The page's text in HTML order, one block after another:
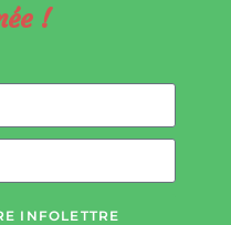
!
INFOLETTRE